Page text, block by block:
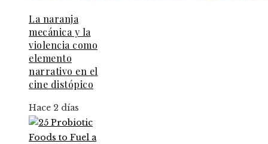
La naranja
mecánica y la
violencia como
elemento
narrativo en el
cine distópico
Hace 2 días